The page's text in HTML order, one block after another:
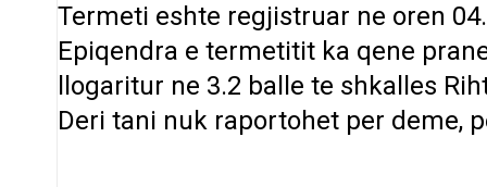
Termeti eshte regjistruar ne oren
Epiqendra e termetitit ka qene
llogaritur ne 3.2 balle te shkalles
Deri tani nuk raportohet per deme,